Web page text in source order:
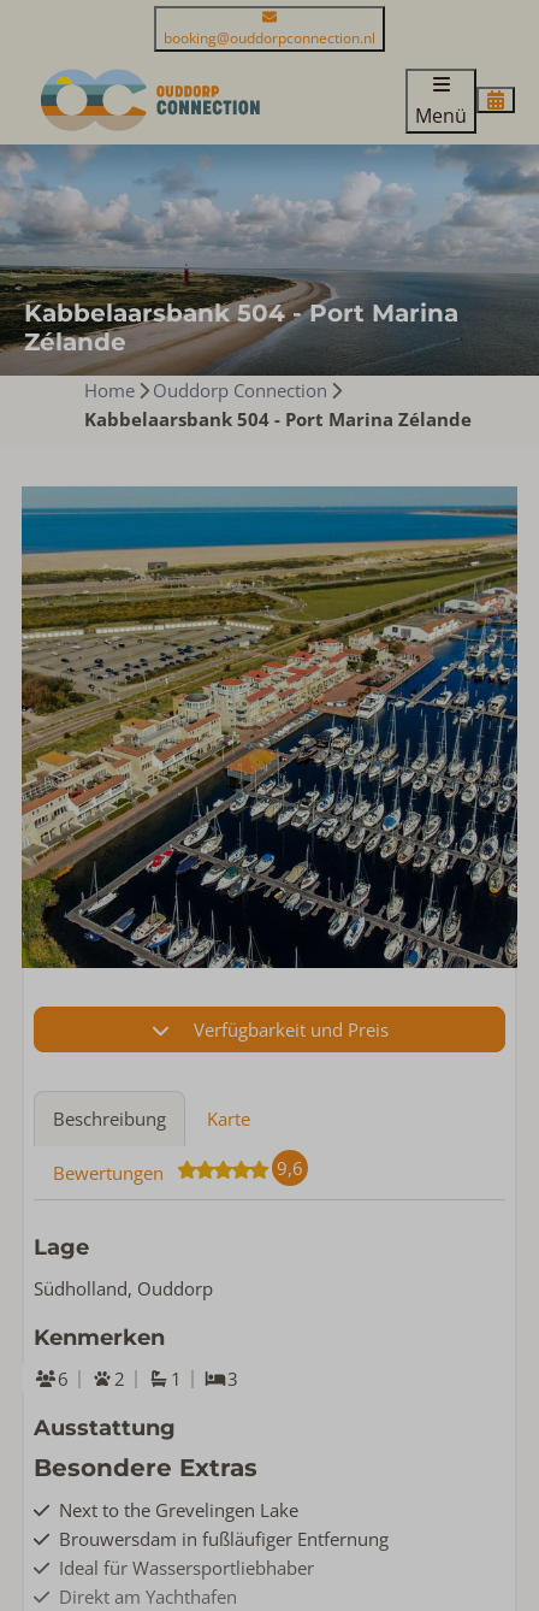
booking@ouddorpconnection.nl
Menü
Kabbelaarsbank 504 - Port Marina
Zélande
Home
Ouddorp Connection
Kabbelaarsbank 504 - Port Marina Zélande
Verfügbarkeit und Preis
Beschreibung Karte
Bewertungen 9,6
Lage
Südholland, Ouddorp
Kenmerken
6 2 1 3
Ausstattung
Besondere Extras
Next to the Grevelingen Lake
Brouwersdam in fußläufiger Entfernung
Ideal für Wassersportliebhaber
Direkt am Yachthafen